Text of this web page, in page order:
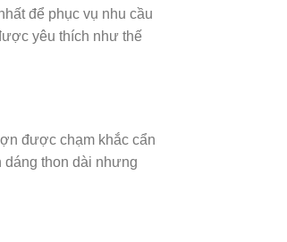
để phục vụ nhu cầu
yêu thích như thế
được chạm khắc cẩn
thon dài nhưng